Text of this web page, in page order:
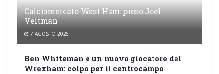
Calciomercato West Ham: preso Joël
Veltman
7 AGOSTO 2026
Ben Whiteman è un nuovo giocatore del
Wrexham: colpo per il centrocampo